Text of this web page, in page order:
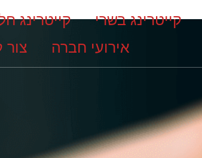
קייטרינג בשרי קייטרינג
אירועי חברה